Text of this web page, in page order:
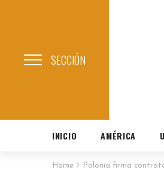
SECCIÓN
INICIO AMÉRICA
Home Polonia firma